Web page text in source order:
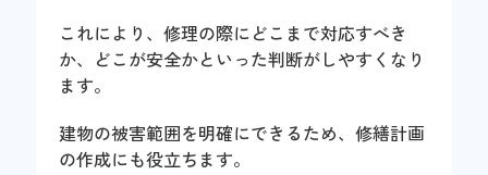
これにより、修理の際にどこまで対応すべき
か、どこが安全かといった判断がしやすくなり
ます。
建物の被害範囲を明確にできるため、修繕計画
の作成にも役立ちます。